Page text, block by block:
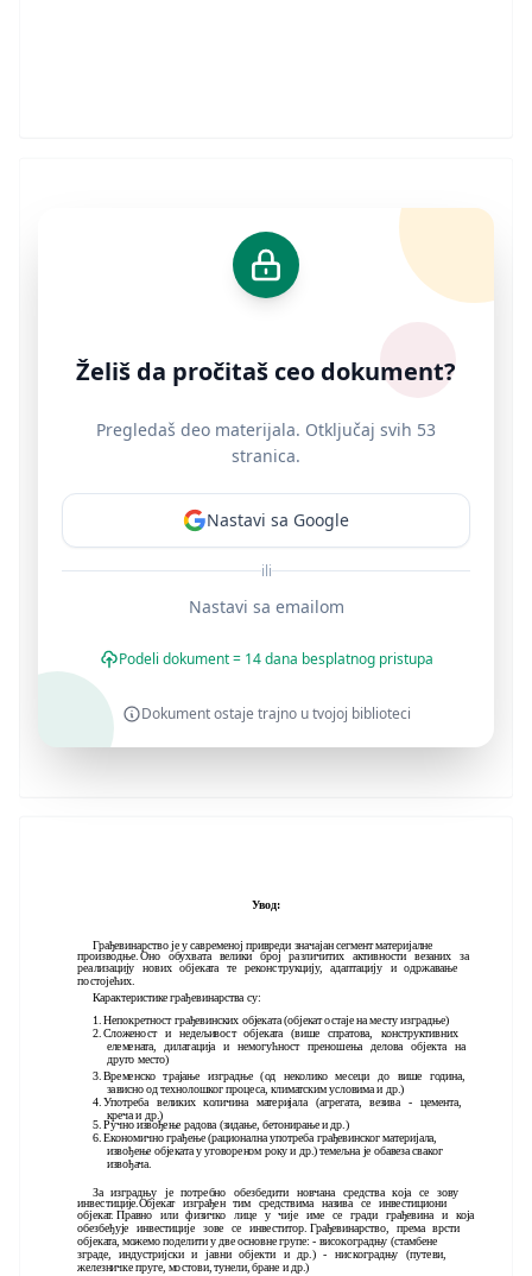
Увод:
Грађевинарство је у савременој привреди значајан сегмент материјалне
производње. Оно обухвата велики број различитих активности везаних за
реализацију нових објеката те реконструкцију, адаптацију и одржавање
постојећих.
Карактеристике грађевинарства су:
1. Непокретност грађевинских објеката (објекат остаје на месту изградње)
2. Сложеност и недељивост објеката (више спратова, конструктивних
елемената, дилатација и немогућност преношења делова објекта на
друго место)
3. Временско трајање изградње (од неколико месеци до више година,
зависно од технолошког процеса, климатским условима и др.)
4. Употреба великих количина материјала (агрегата, везива - цемента,
креча и др.)
5. Ручно извођење радова (зидање, бетонирање и др.)
6. Економично грађење (рационална употреба грађевинског материјала,
извођење објеката у уговореном року и др.) темељна је обавеза сваког
извођача.
За изградњу је потребно обезбедити новчана средства која се зову
инвестиције.Објекат изграђен тим средствима назива се инвестициони
објекат. Правно или физичко лице у чије име се гради грађевина и која
обезбеђује инвестиције зове се инвеститор. Грађевинарство, према врсти
објеката, можемо поделити у две основне групе: - високоградњу (стамбене
зграде, индустријски и јавни објекти и др.) - нискоградњу (путеви,
железничке пруге, мостови, тунели, бране и др.)
Želiš da pročitaš ceo dokument?
Pregledaš deo materijala. Otključaj svih 53
stranica.
Nastavi sa Google
ili
Nastavi sa emailom
Podeli dokument = 14 dana besplatnog pristupa
Dokument ostaje trajno u tvojoj biblioteci